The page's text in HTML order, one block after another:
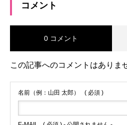
コメント
0 コメント
この記事へのコメントはありま
名前（例：山田 太郎） ( 必須 )